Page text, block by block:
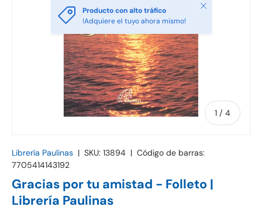
1 / de
4
Producto con alto tráfico
!Adquiere el tuyo ahora mismo!
Cerrar
Librería Paulinas | SKU: 13894 | Código de barras:
7705414143192
Gracias por tu amistad - Folleto |
Librería Paulinas